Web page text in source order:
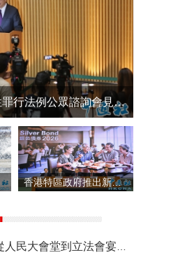
鄧炳強就完善本港性罪行法例公眾諮詢會見傳媒
香港特區政府推出新一批銀色債券 每手1萬元保底息4.25厘